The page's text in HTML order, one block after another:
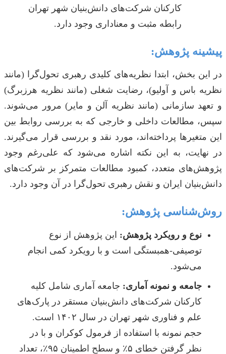
کارکنان شرکت‌های دانش‌بنیان شهر تهران
رابطه مثبت و معناداری وجود دارد.
پیشینه پژوهش:
در این بخش، ابتدا نظریه‌های کلیدی رهبری تحول‌گرا (مانند
نظریه باس و آولیو)، رضایت شغلی (مانند نظریه هرزبرگ)
و تعهد سازمانی (مانند نظریه آلن و مایر) مرور می‌شوند.
سپس، مطالعات داخلی و خارجی که به بررسی روابط بین
این متغیرها پرداخته‌اند، مورد نقد و بررسی قرار می‌گیرند.
در نهایت، به این نکته اشاره می‌شود که علی‌رغم وجود
پژوهش‌های متعدد، کمبود مطالعات متمرکز بر شرکت‌های
دانش‌بنیان ایران و نقش رهبری تحول‌گرا در آن وجود دارد.
روش‌شناسی پژوهش:
نوع و رویکرد پژوهش: این پژوهش از نوع
توصیفی-همبستگی است و با رویکرد کمی انجام
می‌شود.
جامعه و نمونه آماری: جامعه آماری شامل کلیه
کارکنان شرکت‌های دانش‌بنیان مستقر در پارک‌های
علم و فناوری شهر تهران در سال ۱۴۰۲ است.
حجم نمونه با استفاده از فرمول کوکران و با در
نظر گرفتن خطای ۵٪ و سطح اطمینان ۹۵٪، تعداد